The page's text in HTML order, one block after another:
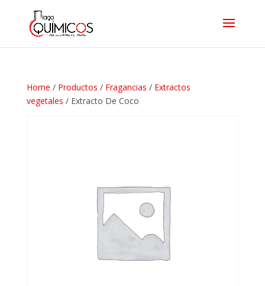
Home / Productos / Fragancias / Extractos
vegetales / Extracto De Coco